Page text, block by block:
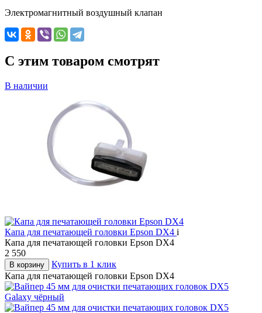
Электромагнитный воздушный клапан
C этим товаром смотрят
В наличии
Капа для печатающей головки Epson DX4 i
Капа для печатающей головки Epson DX4
2 550
В корзину
Купить в 1 клик
Капа для печатающей головки Epson DX4